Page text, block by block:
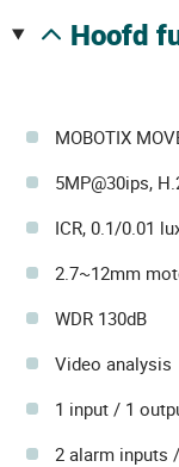
hoofd
MOBOTIX
5MP@30ips,
ICR, 0.1/0.01
2.7~12mm
WDR 130dB
Video analysis
1 input / 1
2 alarm inputs